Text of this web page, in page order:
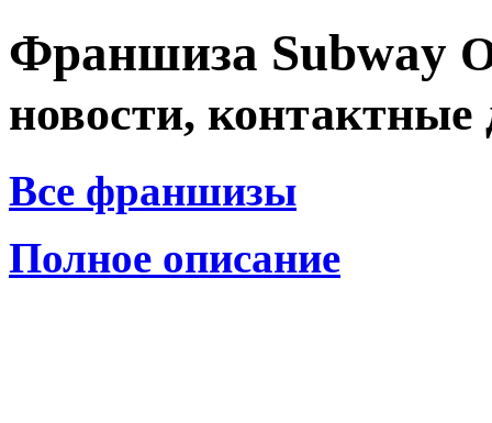
Франшиза Subway
новости,
Все франшизы
Полное описание